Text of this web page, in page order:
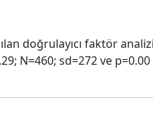
doğrulayıcı faktör
N=460; sd=272 ve